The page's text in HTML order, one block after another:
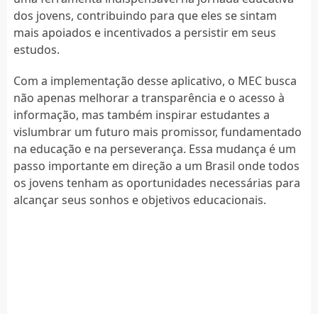
dos jovens, contribuindo para que eles se sintam
mais apoiados e incentivados a persistir em seus
estudos.
Com a implementação desse aplicativo, o MEC busca
não apenas melhorar a transparência e o acesso à
informação, mas também inspirar estudantes a
vislumbrar um futuro mais promissor, fundamentado
na educação e na perseverança. Essa mudança é um
passo importante em direção a um Brasil onde todos
os jovens tenham as oportunidades necessárias para
alcançar seus sonhos e objetivos educacionais.